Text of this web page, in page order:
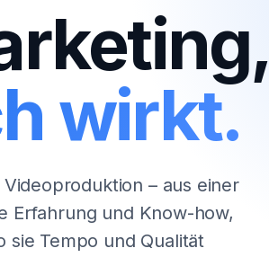
wirkt.
– aus einer
Erfahrung und Know-how,
sie Tempo und Qualität